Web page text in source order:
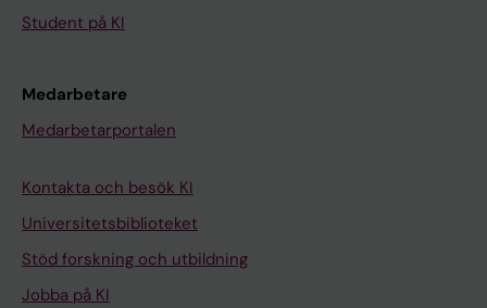
Student på KI
Medarbetare
Medarbetarportalen
Kontakta och besök KI
Universitetsbiblioteket
Stöd forskning och utbildning
Jobba på KI